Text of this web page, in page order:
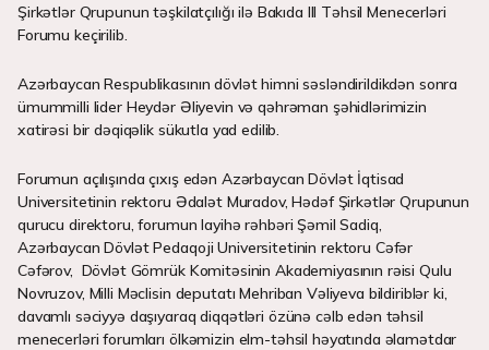
Şirkətlər Qrupunun təşkilatçılığı ilə Bakıda III Təhsil Menecerləri
Forumu keçirilib.
Azərbaycan Respublikasının dövlət himni səsləndirildikdən sonra
ümummilli lider Heydər Əliyevin və qəhrəman şəhidlərimizin
xatirəsi bir dəqiqəlik sükutla yad edilib.
Forumun açılışında çıxış edən Azərbaycan Dövlət İqtisad
Universitetinin rektoru Ədalət Muradov, Hədəf Şirkətlər Qrupunun
qurucu direktoru, forumun layihə rəhbəri Şəmil Sadiq,
Azərbaycan Dövlət Pedaqoji Universitetinin rektoru Cəfər
Cəfərov, Dövlət Gömrük Komitəsinin Akademiyasının rəisi Qulu
Novruzov, Milli Məclisin deputatı Mehriban Vəliyeva bildiriblər ki,
davamlı səciyyə daşıyaraq diqqətləri özünə cəlb edən təhsil
menecerləri forumları ölkəmizin elm-təhsil həyatında əlamətdar